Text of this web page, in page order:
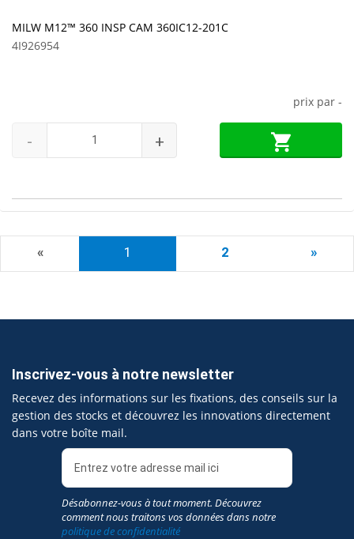
MILW M12™ 360 INSP CAM 360IC12-201C
4I926954
prix par -
- +
« 1 2 »
Inscrivez-vous à notre newsletter
Recevez des informations sur les fixations, des conseils sur la
gestion des stocks et découvrez les innovations directement
dans votre boîte mail.
Désabonnez-vous à tout moment. Découvrez
comment nous traitons vos données dans notre
politique de confidentialité